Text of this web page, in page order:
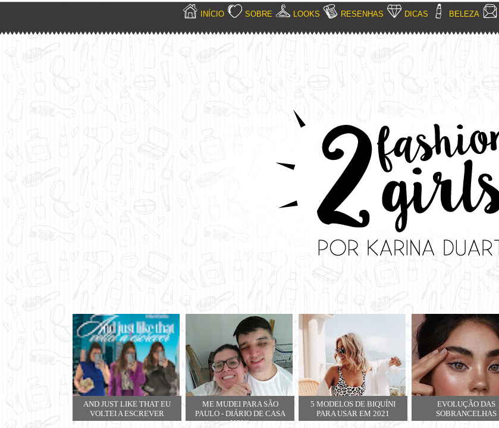
INÍCIO SOBRE LOOKS RESENHAS DICAS BELEZA
AND JUST LIKE THAT EU
VOLTEI A ESCREVER
ME MUDEI PARA SÃO
PAULO - DIÁRIO DE CASA
NOVA
5 MODELOS DE BIQUÍNI
PARA USAR EM 2021
EVOLUÇÃO DAS
SOBRANCELHAS